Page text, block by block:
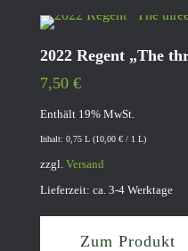
2022 Regent „The
7,50 €
Enthält 19% MwSt.
Inhalt: 0,75 L (10,00 €/ 1 L)
zzgl. Versand
Lieferzeit: ca. 3-4 Werktage
Zum Produkt